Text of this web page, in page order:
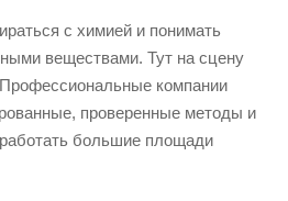
с химией и понимать
веществами. Тут на сцену
компании
проверенные методы и
большие площади